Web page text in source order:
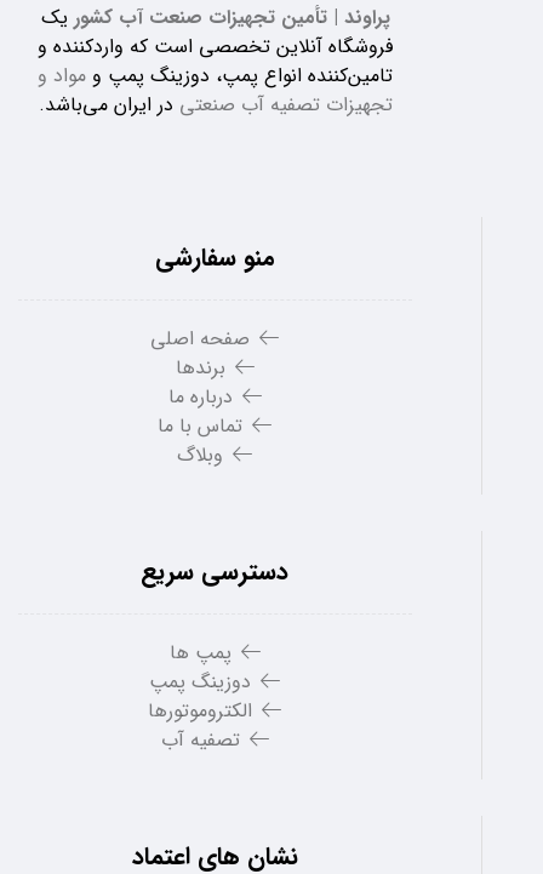
پراوند | تأمین تجهیزات صنعت آب کشور یک
فروشگاه آنلاین تخصصی است که واردکننده و
تامین‌کننده انواع پمپ، دوزینگ پمپ و مواد و
تجهیزات تصفیه آب صنعتی در ایران می‌باشد.
منو سفارشی
صفحه اصلی
برندها
درباره ما
تماس با ما
وبلاگ
دسترسی سریع
پمپ ها
دوزینگ پمپ
الکتروموتورها
تصفیه آب
نشان های اعتماد